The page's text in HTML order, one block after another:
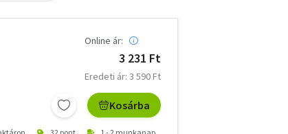
Online ár:
3 231 Ft
Eredeti ár: 3 590 Ft
Kosárba